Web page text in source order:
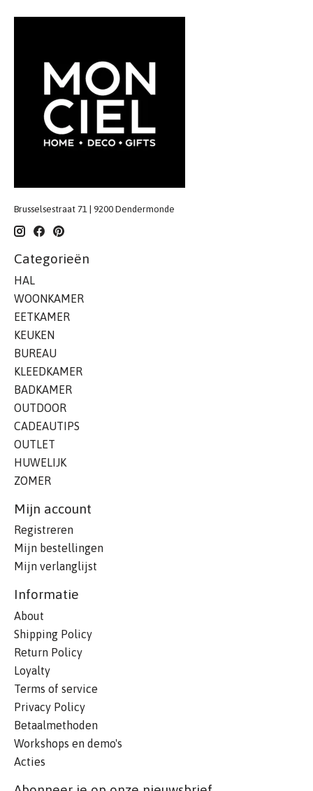
Brusselsestraat 71 | 9200 Dendermonde
Categorieën
HAL
WOONKAMER
EETKAMER
KEUKEN
BUREAU
KLEEDKAMER
BADKAMER
OUTDOOR
CADEAUTIPS
OUTLET
HUWELIJK
ZOMER
Mijn account
Registreren
Mijn bestellingen
Mijn verlanglijst
Informatie
About
Shipping Policy
Return Policy
Loyalty
Terms of service
Privacy Policy
Betaalmethoden
Workshops en demo's
Acties